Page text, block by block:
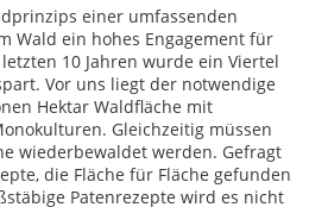
einer umfassenden
Wald ein hohes Engagement für
10 Jahren wurde ein Viertel
Vor uns liegt der notwendige
Hektar Waldfläche mit
Gleichzeitig müssen
wiederbewaldet werden. Gefragt
die Fläche für Fläche gefunden
Patenrezepte wird es nicht